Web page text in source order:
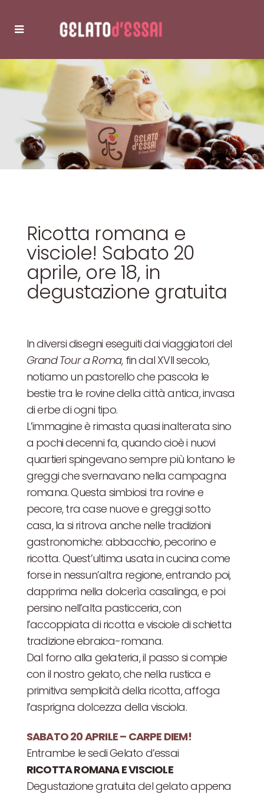
Ricotta romana e
visciole! Sabato 20
aprile, ore 18, in
degustazione gratuita
In diversi disegni eseguiti dai viaggiatori del
Grand Tour a Roma, fin dal XVII secolo,
notiamo un pastorello che pascola le
bestie tra le rovine della città antica, invasa
di erbe di ogni tipo.
L’immagine è rimasta quasi inalterata sino
a pochi decenni fa, quando cioè i nuovi
quartieri spingevano sempre più lontano le
greggi che svernavano nella campagna
romana. Questa simbiosi tra rovine e
pecore, tra case nuove e greggi sotto
casa, la si ritrova anche nelle tradizioni
gastronomiche: abbacchio, pecorino e
ricotta. Quest’ultima usata in cucina come
forse in nessun’altra regione, entrando poi,
dapprima nella dolcerìa casalinga, e poi
persino nell’alta pasticceria, con
l’accoppiata di ricotta e visciole di schietta
tradizione ebraica-romana.
Dal forno alla gelateria, il passo si compie
con il nostro gelato, che nella rustica e
primitiva semplicità della ricotta, affoga
l’asprigna dolcezza della visciola.
SABATO 20 APRILE – CARPE DIEM!
Entrambe le sedi Gelato d’essai
RICOTTA ROMANA E VISCIOLE
Degustazione gratuita del gelato appena